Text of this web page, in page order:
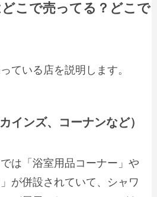
こで売ってる？どこで
ている店を説明します。
インズ、コーナンなど）
は「浴室用品コーナー」や
が併設されていて、シャワ